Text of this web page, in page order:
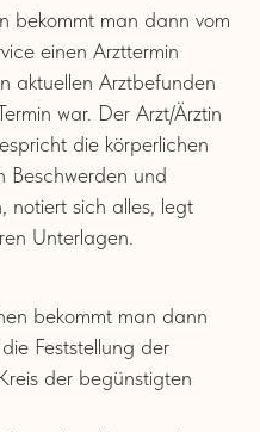
bekommt man dann vom
einen Arzttermin
aktuellen Arztbefunden
war. Der Arzt/Ärztin
die körperlichen
Beschwerden und
notiert sich alles, legt
Unterlagen.
bekommt man dann
Feststellung der
der begünstigten